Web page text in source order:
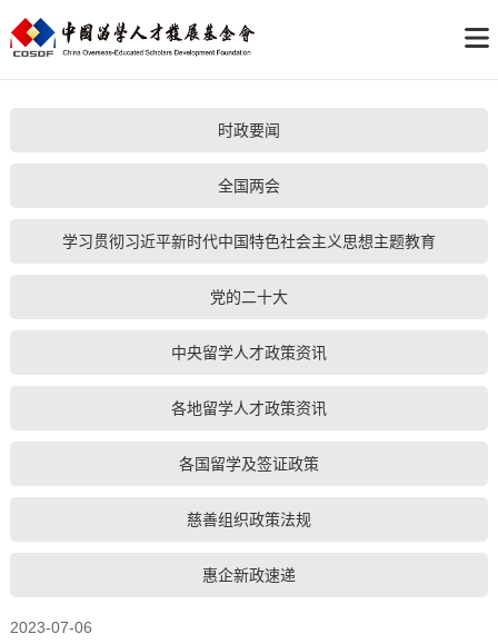
时政要闻
全国两会
学习贯彻习近平新时代中国特色社会主义思想主题教育
党的二十大
中央留学人才政策资讯
各地留学人才政策资讯
各国留学及签证政策
慈善组织政策法规
惠企新政速递
2023-07-06